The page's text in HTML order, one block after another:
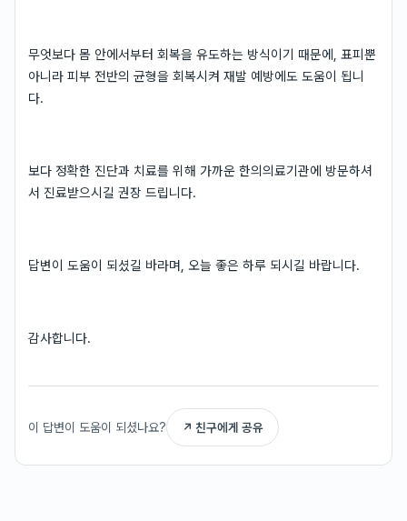
무엇보다 몸 안에서부터 회복을 유도하는 방식이기 때문에, 표피뿐
아니라 피부 전반의 균형을 회복시켜 재발 예방에도 도움이 됩니
다.
보다 정확한 진단과 치료를 위해 가까운 한의의료기관에 방문하셔
서 진료받으시길 권장 드립니다.
답변이 도움이 되셨길 바라며, 오늘 좋은 하루 되시길 바랍니다.
감사합니다.
이 답변이 도움이 되셨나요? ↗ 친구에게 공유